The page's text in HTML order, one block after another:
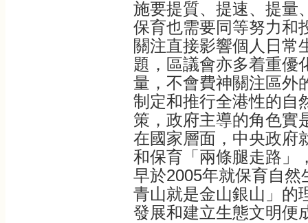
施要提質、提速、提量
保育也需要同等努力和
關注直接影響個人日常
題，區議會亦多着重優
量，不會費神關注區外
制定和推行全港性的自
策，政府主導的角色實
在國家層面，中央政府
和保育「兩條腿走路」
早於2005年就保育自然
青山就是金山銀山」的
發展和建立生態文明便